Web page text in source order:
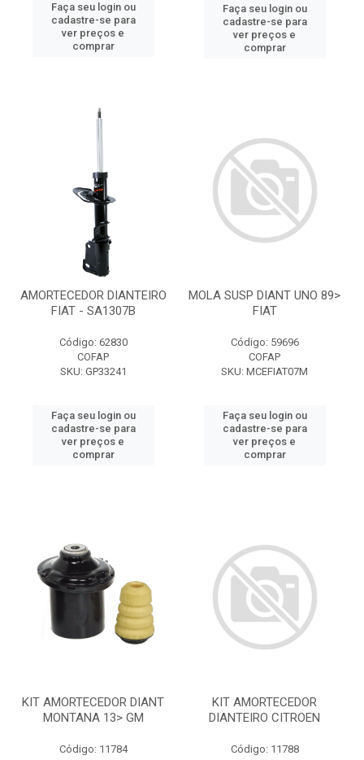
Faça seu login ou
cadastre-se para
ver preços e
comprar
Faça seu login ou
cadastre-se para
ver preços e
comprar
AMORTECEDOR DIANTEIRO
FIAT - SA1307B
Código: 62830
COFAP
SKU: GP33241
Faça seu login ou
cadastre-se para
ver preços e
comprar
MOLA SUSP DIANT UNO 89>
FIAT
Código: 59696
COFAP
SKU: MCEFIAT07M
Faça seu login ou
cadastre-se para
ver preços e
comprar
KIT AMORTECEDOR DIANT
MONTANA 13> GM
Código: 11784
KIT AMORTECEDOR
DIANTEIRO CITROEN
Código: 11788